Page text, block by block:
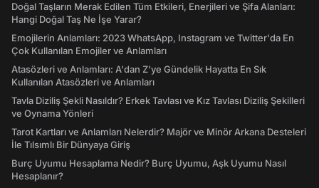
Doğal Taşların Merak Edilen Tüm Etkileri, Enerjileri ve Şifa Alanları:
Hangi Doğal Taş Ne İşe Yarar?
Emojilerin Anlamları: 2023 WhatsApp, Instagram ve Twitter'da En
Çok Kullanılan Emojiler ve Anlamları
Atasözleri ve Anlamları: A'dan Z'ye Gündelik Hayatta En Sık
Kullanılan Atasözleri ve Anlamları
Tavla Diziliş Şekli Nasıldır? Erkek Tavlası ve Kız Tavlası Diziliş Şekilleri
ve Oynama Yönleri
Tarot Kartları ve Anlamları Nelerdir? Majör ve Minör Arkana Desteleri
İle Tılsımlı Bir Dünyaya Giriş
Burç Uyumu Hesaplama Nedir? Burç Uyumu, Aşk Uyumu Nasıl
Hesaplanır?